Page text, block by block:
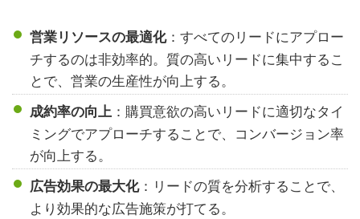
営業リソースの最適化：すべてのリードにアプロー
チするのは非効率的。質の高いリードに集中するこ
とで、営業の生産性が向上する。
成約率の向上 ：購買意欲の高いリードに適切なタイ
ミングでアプローチすることで、コンバージョン率
が向上する。
広告効果の最大化：リードの質を分析することで、
より効果的な広告施策が打てる。